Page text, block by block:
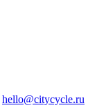
hello@citycycle.ru